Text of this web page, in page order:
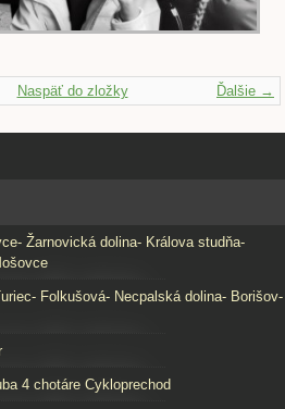
Ďalšie →
Naspäť do zložky
Žarnovická dolina- Králova studňa-
Folkušová- Necpalská dolina- Borišov-
4 chotáre Cykloprechod